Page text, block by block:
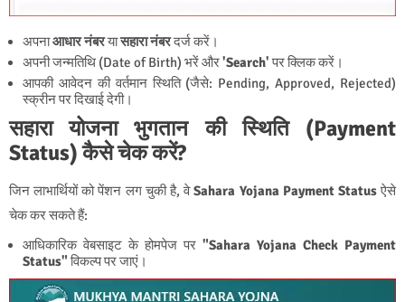
अपनाआधार नंबरयासहारा नंबरदर्ज करें।
अपनी जन्मतिथि (Date of Birth) भरें और'Search'पर क्लिक करें।
आपकी आवेदन की वर्तमान स्थिति (जैसे: Pending, Approved, Rejected)
स्क्रीन पर दिखाई देगी।
सहारा योजना भुगतान की स्थिति (Payment
Status) कैसे चेक करें?
जिन लाभार्थियों को पेंशन लग चुकी है, वेSahara Yojana Payment Statusऐसे
चेक कर सकते हैं:
आधिकारिक वेबसाइट के होमपेज पर "Sahara Yojana Check Payment
Status"विकल्प पर जाएं।